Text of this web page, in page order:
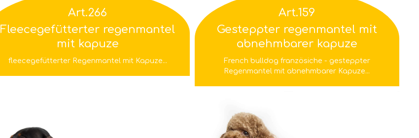
Art.266
Fleecegefütterter regenmantel
mit kapuze
fleecegefütterter Regenmantel mit Kapuze...
Art.159
Gesteppter regenmantel mit
abnehmbarer kapuze
French bulldog französiche - gesteppter
Regenmantel mit abnehmbarer Kapuze...